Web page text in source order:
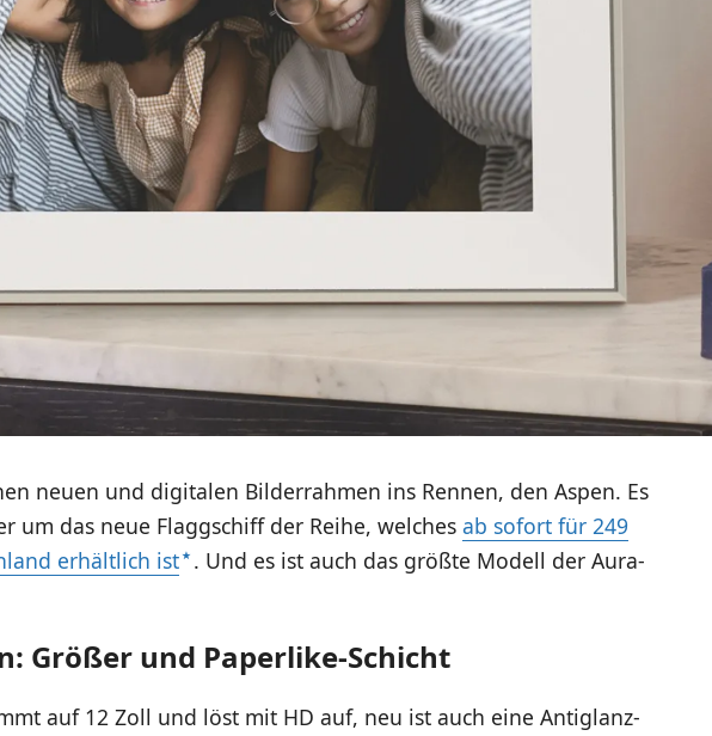
neuen und digitalen Bilderrahmen ins Rennen, den Aspen. Es
um das neue Flaggschiff der Reihe, welches ab sofort für 249
erhältlich ist . Und es ist auch das größte Modell der Aura-
Größer und Paperlike-Schicht
auf 12 Zoll und löst mit HD auf, neu ist auch eine Antiglanz-